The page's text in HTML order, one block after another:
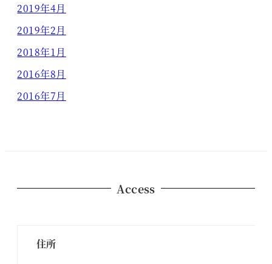
2019年4月
2019年2月
2018年1月
2016年8月
2016年7月
Access
住所